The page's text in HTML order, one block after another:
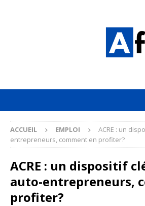
ACCUEIL EMPLOI
ACRE : un
entrepreneurs, comment en profiter?
ACRE : un dispositif
auto-entrepreneurs,
profiter?